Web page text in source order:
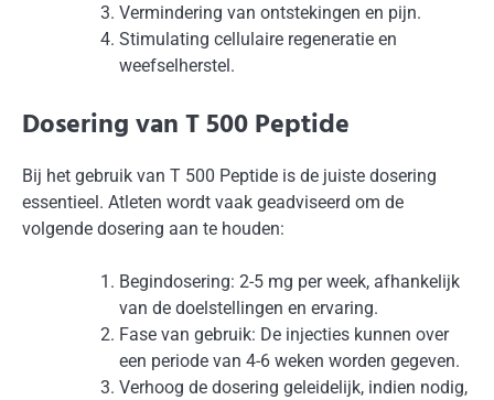
Vermindering van ontstekingen en pijn.
Stimulating cellulaire regeneratie en
weefselherstel.
Dosering van T 500 Peptide
Bij het gebruik van T 500 Peptide is de juiste dosering
essentieel. Atleten wordt vaak geadviseerd om de
volgende dosering aan te houden:
Begindosering: 2-5 mg per week, afhankelijk
van de doelstellingen en ervaring.
Fase van gebruik: De injecties kunnen over
een periode van 4-6 weken worden gegeven.
Verhoog de dosering geleidelijk, indien nodig,